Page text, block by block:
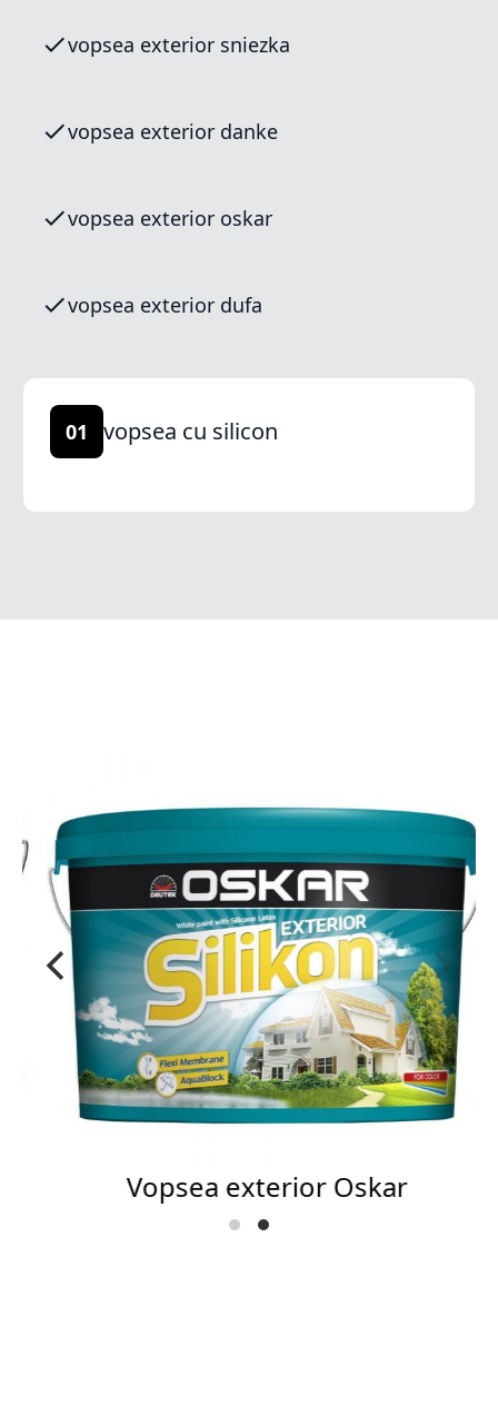
vopsea exterior sniezka
vopsea exterior danke
vopsea exterior oskar
vopsea exterior dufa
01 vopsea cu silicon
Vopsea exterior Oskar